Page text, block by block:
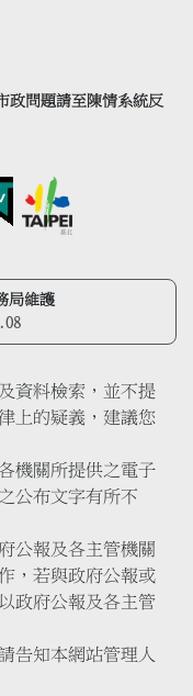
政問題請至陳情系統反
局維護
資料檢索，並不提
上的疑義，建議您
機關所提供之電子
公布文字有所不
公報及各主管機關
，若與政府公報或
政府公報及各主管
告知本網站管理人